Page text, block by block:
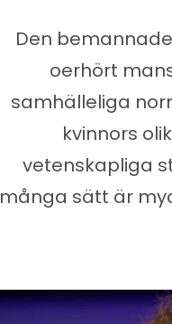
Den
oerhört
samhälleliga
kvinnors
vetenskapliga
många sätt är